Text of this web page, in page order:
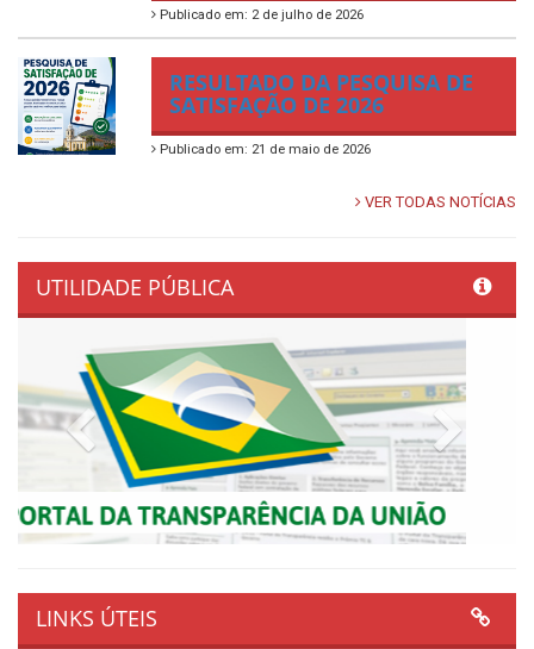
Publicado em: 2 de julho de 2026
RESULTADO DA PESQUISA DE
SATISFAÇÃO DE 2026
Publicado em: 21 de maio de 2026
VER TODAS NOTÍCIAS
UTILIDADE PÚBLICA
Previous
LINKS ÚTEIS